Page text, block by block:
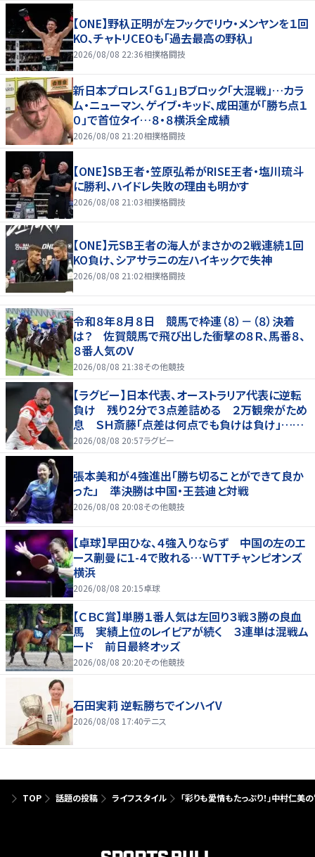
【ONE】野杁正明が左フックでリウ・メンヤンを１回
KO、チャトリCEOも「過去最高の野杁」
2026/08/08 22:36相撲格闘技
新日本プロレス「Ｇ１」Ｂブロック「大混戦」…カラ
ム・ニューマン、ゲイブ・キッド、成田蓮が「勝ち点１
０」で首位タイ…８・８横浜全成績
2026/08/08 21:20相撲格闘技
【ONE】SB王者・笠原弘希がRISE王者・塩川琉斗
に勝利、ハイドレ失敗の理由も明かす
2026/08/08 21:03相撲格闘技
【ONE】元SB王者の海人がまさかの２戦連続１回
KO負け、シアサラニの左ハイキックで失神
2026/08/08 21:02相撲格闘技
令和８年８月８日 競馬で枠連（８）－（８）決着
は？ 佐賀競馬で飛び出した衝撃の８Ｒ、馬番８、
８番人気のＶ
2026/08/08 21:38その他競技
【ラグビー】日本代表、オーストラリア代表に逆転
負け 残り２分で３点差詰める ２万観衆がため
息 ＳＨ斎藤「点差は何点でも負けは負け」…前
半にＳＯ伊藤龍が先制トライ、３２ー３５で惜敗
2026/08/08 20:57ラグビー
張本美和が４強進出「勝ち切ることができて良か
った」 準決勝は中国・王芸迪と対戦
2026/08/08 20:08その他競技
【卓球】早田ひな、４強入りならず 中国の左のエ
ース蒯曼に１-４で敗れる…ＷＴＴチャンピオンズ
横浜
2026/08/08 20:15卓球
【ＣＢＣ賞】単勝１番人気は左回り３戦３勝の良血
馬 実績上位のレイピアが続く ３連単は混戦ム
ード 前日最終オッズ
2026/08/08 20:20その他競技
石田実莉 逆転勝ちでインハイV
2026/08/08 17:40テニス
TOP 話題の投稿 ライフスタイル 「彩りも愛情もたっぷり！」中村仁